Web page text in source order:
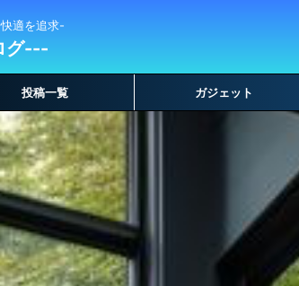
適を追求-
グ---
投稿一覧 ガジェット